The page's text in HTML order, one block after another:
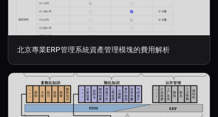
北京專業ERP管理系統資產管理模塊的費用解析